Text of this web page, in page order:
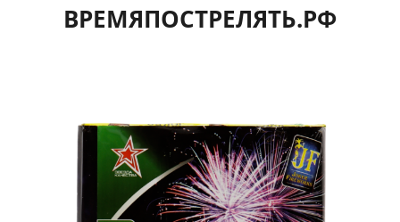
ВРЕМЯПОСТРЕЛЯТЬ.РФ